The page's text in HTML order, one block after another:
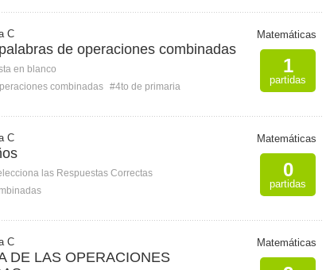
C
de operaciones combinadas
en blanco
combinadas #4to de primaria
Matemáticas
1
partidas
C
las Respuestas Correctas
Matemáticas
0
partidas
C
DE LAS OPERACIONES
Matemáticas